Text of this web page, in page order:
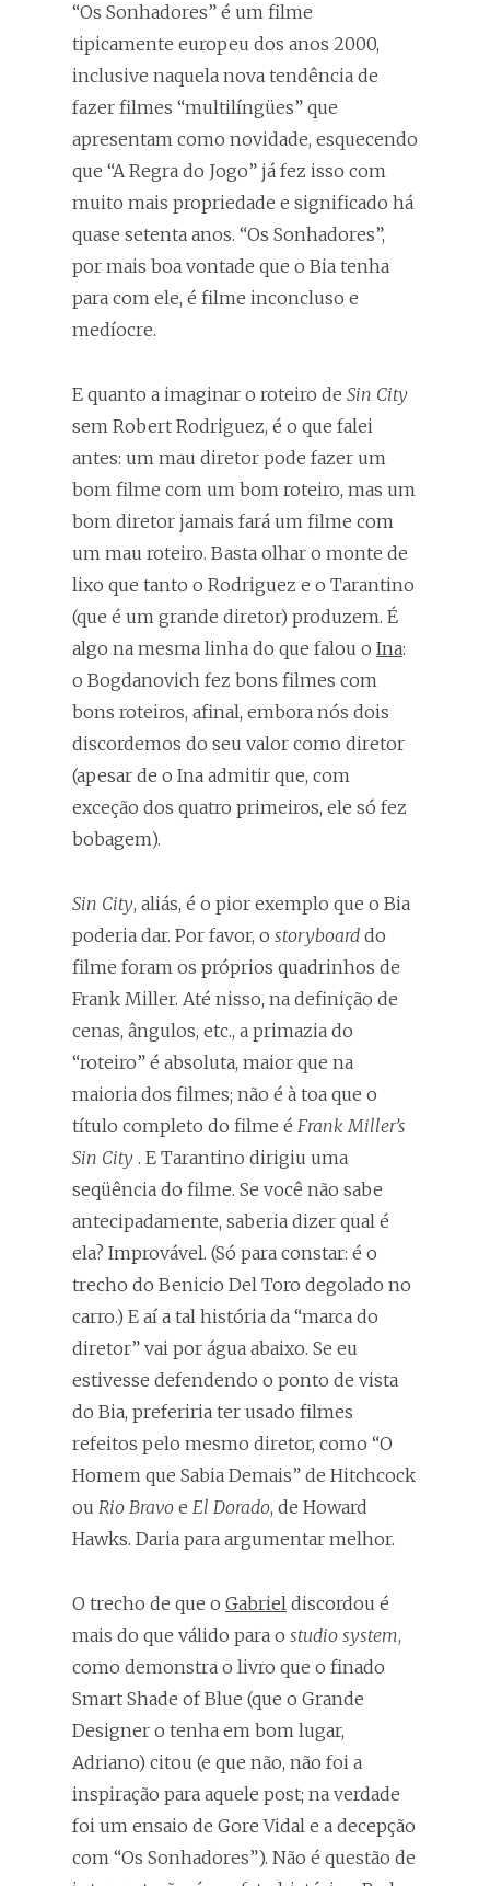
“Os Sonhadores” é um filme
tipicamente europeu dos anos 2000,
inclusive naquela nova tendência de
fazer filmes “multilíngües” que
apresentam como novidade, esquecendo
que “A Regra do Jogo” já fez isso com
muito mais propriedade e significado há
quase setenta anos. “Os Sonhadores”,
por mais boa vontade que o Bia tenha
para com ele, é filme inconcluso e
medíocre.
E quanto a imaginar o roteiro de Sin City
sem Robert Rodriguez, é o que falei
antes: um mau diretor pode fazer um
bom filme com um bom roteiro, mas um
bom diretor jamais fará um filme com
um mau roteiro. Basta olhar o monte de
lixo que tanto o Rodriguez e o Tarantino
(que é um grande diretor) produzem. É
algo na mesma linha do que falou o Ina:
o Bogdanovich fez bons filmes com
bons roteiros, afinal, embora nós dois
discordemos do seu valor como diretor
(apesar de o Ina admitir que, com
exceção dos quatro primeiros, ele só fez
bobagem).
Sin City, aliás, é o pior exemplo que o Bia
poderia dar. Por favor, o storyboard do
filme foram os próprios quadrinhos de
Frank Miller. Até nisso, na definição de
cenas, ângulos, etc., a primazia do
“roteiro” é absoluta, maior que na
maioria dos filmes; não é à toa que o
título completo do filme é Frank Miller’s
Sin City . E Tarantino dirigiu uma
seqüência do filme. Se você não sabe
antecipadamente, saberia dizer qual é
ela? Improvável. (Só para constar: é o
trecho do Benicio Del Toro degolado no
carro.) E aí a tal história da “marca do
diretor” vai por água abaixo. Se eu
estivesse defendendo o ponto de vista
do Bia, preferiria ter usado filmes
refeitos pelo mesmo diretor, como “O
Homem que Sabia Demais” de Hitchcock
ou Rio Bravo e El Dorado, de Howard
Hawks. Daria para argumentar melhor.
O trecho de que o Gabriel discordou é
mais do que válido para o studio system,
como demonstra o livro que o finado
Smart Shade of Blue (que o Grande
Designer o tenha em bom lugar,
Adriano) citou (e que não, não foi a
inspiração para aquele post; na verdade
foi um ensaio de Gore Vidal e a decepção
com “Os Sonhadores”). Não é questão de